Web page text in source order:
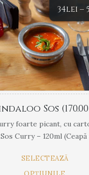
34lei –
foarte picant, cu
Sos Curry – 120ml (Ceapă
SELECTEAZĂ